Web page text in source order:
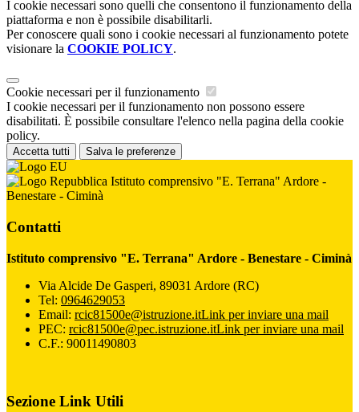
I cookie necessari sono quelli che consentono il funzionamento della
piattaforma e non è possibile disabilitarli.
Per conoscere quali sono i cookie necessari al funzionamento potete
visionare la COOKIE POLICY.
Cookie necessari per il funzionamento
I cookie necessari per il funzionamento non possono essere
disabilitati. È possibile consultare l'elenco nella pagina della cookie
policy.
Accetta tutti Salva le preferenze
Istituto comprensivo "E. Terrana" Ardore -
Benestare - Ciminà
Contatti
Istituto comprensivo "E. Terrana" Ardore - Benestare - Ciminà
Via Alcide De Gasperi, 89031 Ardore (RC)
Tel: 0964629053
Email: rcic81500e@istruzione.itLink per inviare una mail
PEC: rcic81500e@pec.istruzione.itLink per inviare una mail
C.F.: 90011490803
Sezione Link Utili